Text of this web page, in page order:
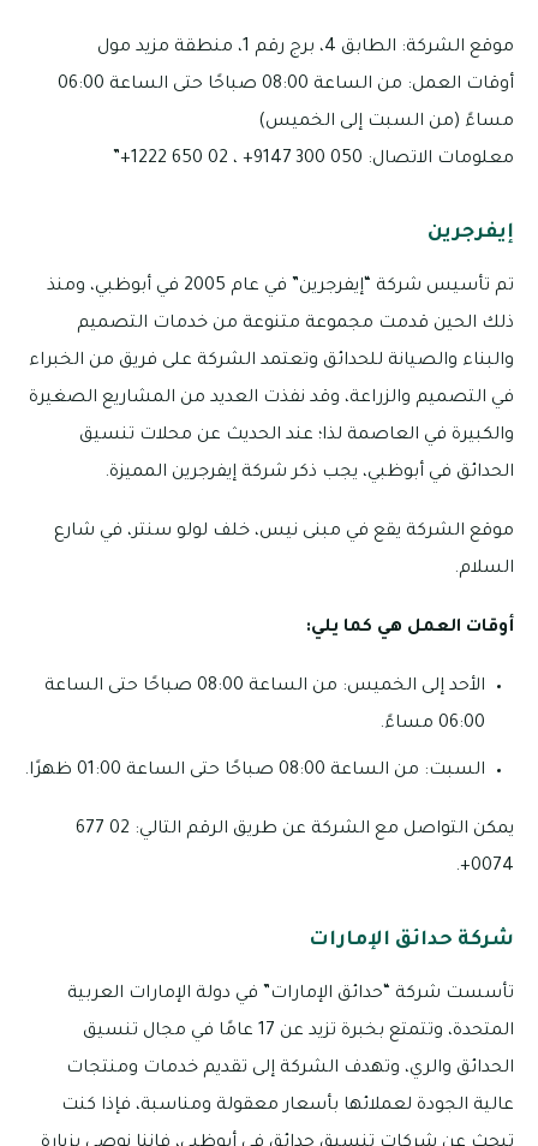
موقع الشركة: الطابق 4، برج رقم 1، منطقة مزيد مول
أوقات العمل: من الساعة 08:00 صباحًا حتى الساعة 06:00
مساءً (من السبت إلى الخميس)
معلومات الاتصال: 050 300 9147+ ، 02 650 1222+”
إيفرجرين
تم تأسيس شركة “إيفرجرين” في عام 2005 في أبوظبي، ومنذ
ذلك الحين قدمت مجموعة متنوعة من خدمات التصميم
والبناء والصيانة للحدائق وتعتمد الشركة على فريق من الخبراء
في التصميم والزراعة، وقد نفذت العديد من المشاريع الصغيرة
والكبيرة في العاصمة لذا؛ عند الحديث عن محلات تنسيق
الحدائق في أبوظبي، يجب ذكر شركة إيفرجرين المميزة.
موقع الشركة يقع في مبنى نيس، خلف لولو سنتر، في شارع
السلام.
أوقات العمل هي كما يلي:
الأحد إلى الخميس: من الساعة 08:00 صباحًا حتى الساعة
06:00 مساءً.
السبت: من الساعة 08:00 صباحًا حتى الساعة 01:00 ظهرًا.
يمكن التواصل مع الشركة عن طريق الرقم التالي: 02 677
0074+.
شركة حدائق الإمارات
تأسست شركة “حدائق الإمارات” في دولة الإمارات العربية
المتحدة، وتتمتع بخبرة تزيد عن 17 عامًا في مجال تنسيق
الحدائق والري، وتهدف الشركة إلى تقديم خدمات ومنتجات
عالية الجودة لعملائها بأسعار معقولة ومناسبة، فإذا كنت